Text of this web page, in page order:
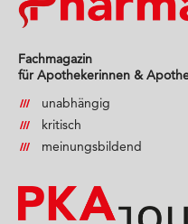
Fachmagazin
für Apothekerinnen &
unabhängig
kritisch
meinungsbildend